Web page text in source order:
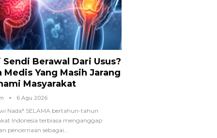
Sendi Berawal Dari Usus?
Medis Yang Masih Jarang
Masyarakat
6 Agu 2026
Nada* SELAMA bertahun-tahun
Indonesia terbiasa menganggap
pencernaan sebagai…